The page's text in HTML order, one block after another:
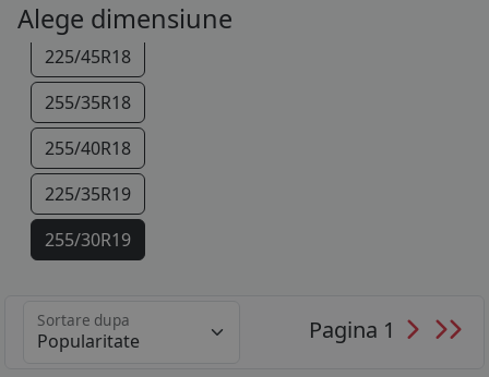
Alege dimensiune
225/40R18
225/45R18
255/35R18
255/40R18
225/35R19
255/30R19
Sortare dupa Pagina 1